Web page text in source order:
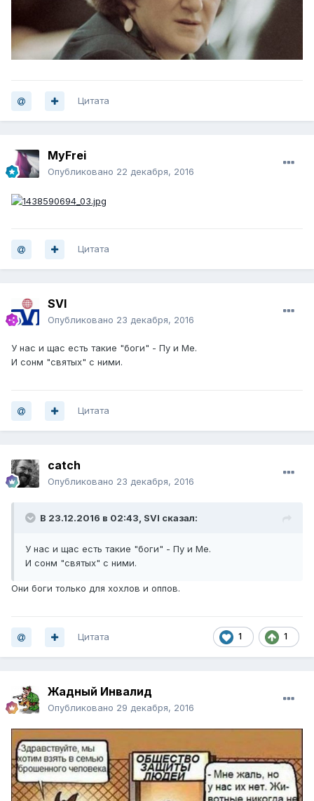
Цитата
MyFrei
Опубликовано 22 декабря, 2016
Цитата
SVI
Опубликовано 23 декабря, 2016
У нас и щас есть такие "боги" - Пу и Ме.
И сонм "святых" с ними.
Цитата
catch
Опубликовано 23 декабря, 2016
В 23.12.2016 в 02:43, SVI сказал:
У нас и щас есть такие "боги" - Пу и Ме.
И сонм "святых" с ними.
Они боги только для хохлов и оппов.
1 1
Цитата
Жадный Инвалид
Опубликовано 29 декабря, 2016